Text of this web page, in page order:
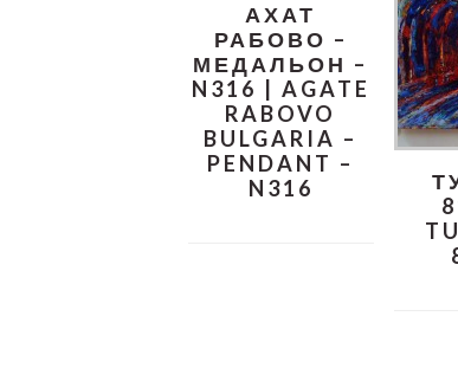
АХАТ
РАБОВО –
МЕДАЛЬОН –
N316 | AGATE
RABOVO
BULGARIA –
PENDANT –
N316